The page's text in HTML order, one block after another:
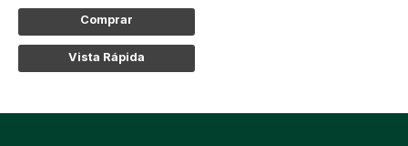
Comprar
de
Vista Rápida